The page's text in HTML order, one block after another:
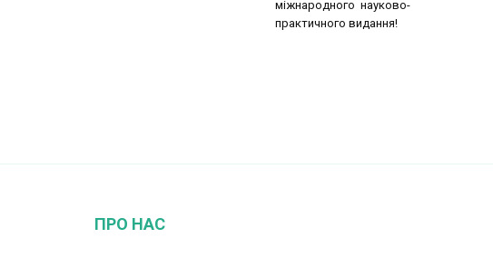
міжнародного науково-
практичного видання!
ПРО НАС